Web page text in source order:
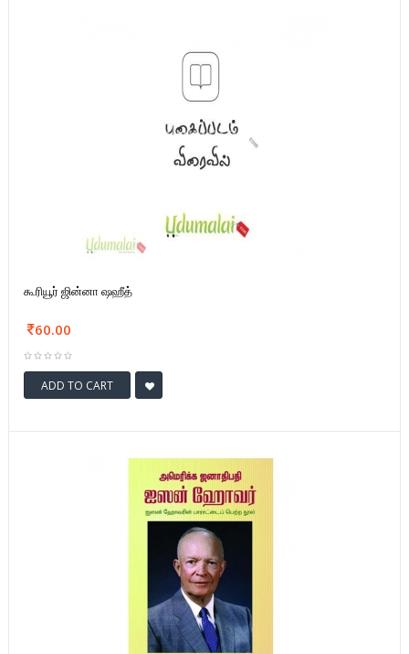
கூரியூர் ஜின்னா ஷஹீத்
60.00
ADD TO CART